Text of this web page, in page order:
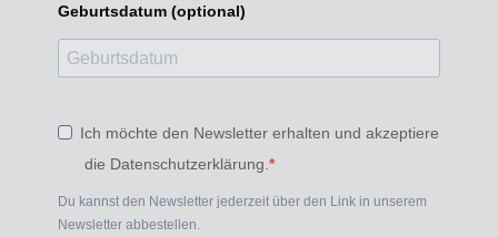
Geburtsdatum (optional)
Ich möchte den Newsletter erhalten und akzeptiere
die Datenschutzerklärung.
Du kannst den Newsletter jederzeit über den Link in unserem
Newsletter abbestellen.